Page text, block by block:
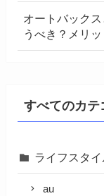
オートバック
うべき？メリ
すべてのカテ
ライフスタ
au